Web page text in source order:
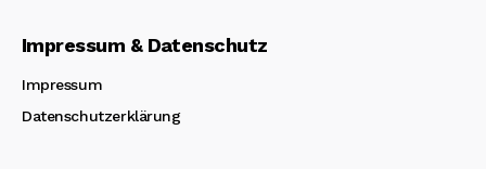
Impressum & Datenschutz
Impressum
Datenschutzerklärung